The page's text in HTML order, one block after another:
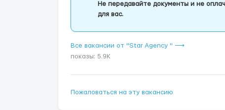
Не передавайте документы и не
для вас.
Все вакансии от "Star Agency " ⟶
показы: 5.9K
Пожаловаться на эту вакансию